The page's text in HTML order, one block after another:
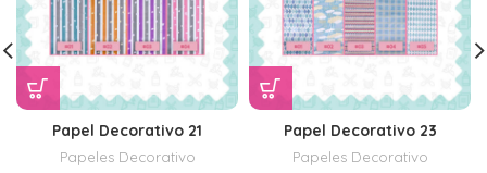
Papel Decorativo 21
Papeles Decorativo
Papel Decorativo 23
Papeles Decorativo